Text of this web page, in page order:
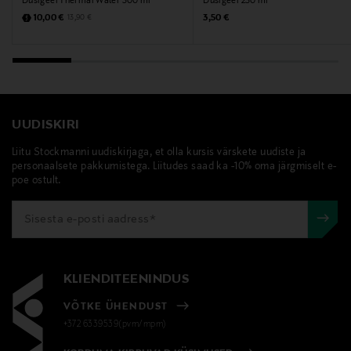
Discounted Price
10,00 € Original Price
13,90 €
Original Price
3,50 €
UUDISKIRI
Liitu Stockmanni uudiskirjaga, et olla kursis värskete uudiste ja
personaalsete pakkumistega. Liitudes saad ka -10% oma järgmiselt e-
poe ostult.
KLIENDITEENINDUS
VÕTKE ÜHENDUST
+372 6339539(pvm/mpm)